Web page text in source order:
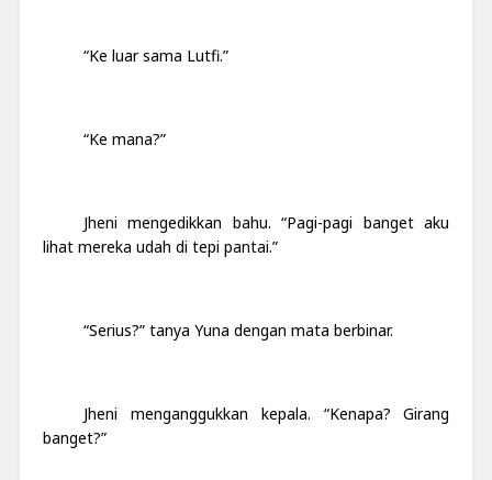
“Ke luar sama Lutfi.”
“Ke mana?”
Jheni mengedikkan bahu. “Pagi-pagi banget aku
lihat mereka udah di tepi pantai.”
“Serius?” tanya Yuna dengan mata berbinar.
Jheni menganggukkan kepala. “Kenapa? Girang
banget?”